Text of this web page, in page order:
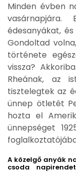
Minden évben
édesanyákat,
Gondoltad
története
vissza?
Rheának, az
tisztelegtek az
ünnep ötletét
hozta el
ünnepséget
A közelgő anyák
csoda